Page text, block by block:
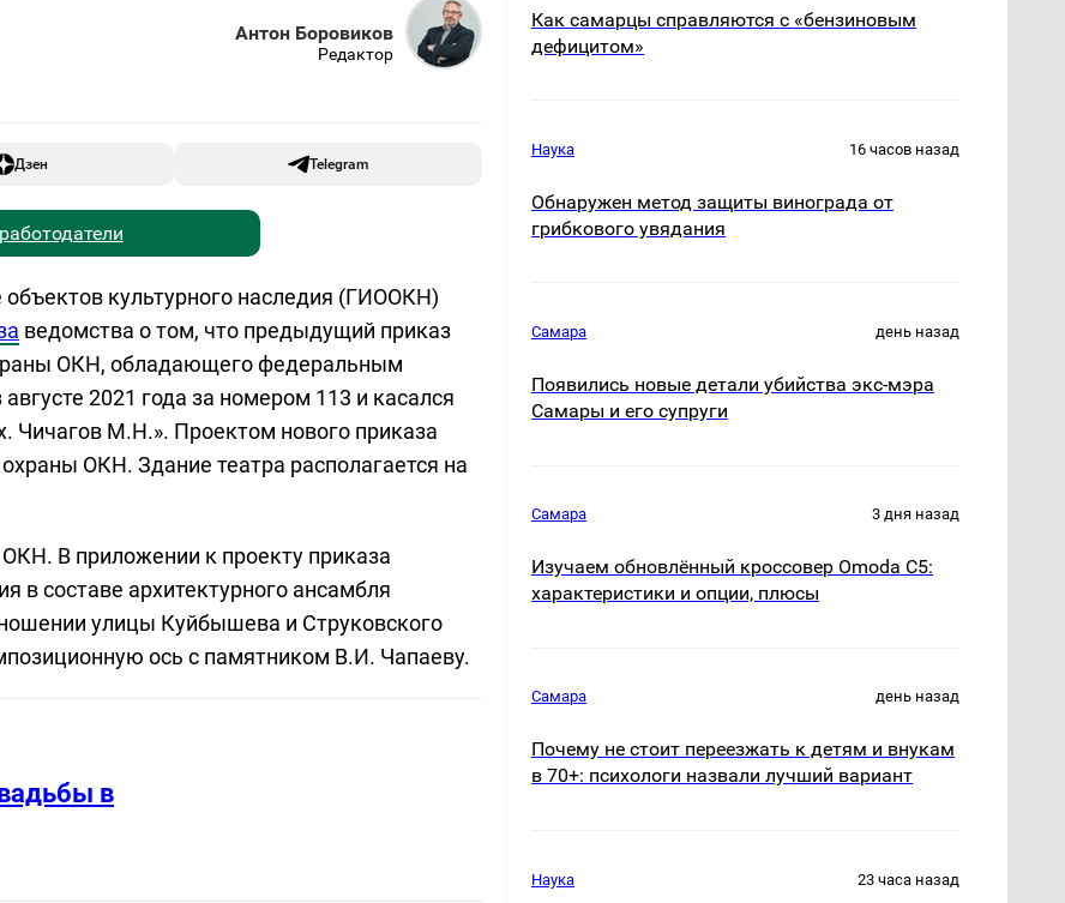
Антон Боровиков
Редактор
Дзен Telegram
объектов культурного наследия (ГИООКН)
ведомства о том, что предыдущий приказ
ОКН, обладающего федеральным
2021 года за номером 113 и касался
Чичагов М.Н.». Проектом нового приказа
ОКН. Здание театра располагается на
В приложении к проекту приказа
в составе архитектурного ансамбля
улицы Куйбышева и Струковского
ось с памятником В.И. Чапаеву.
в
Как самарцы справляются с «бензиновым
дефицитом»
Наука 16 часов назад
Обнаружен метод защиты винограда от
грибкового увядания
Самара день назад
Появились новые детали убийства экс-мэра
Самары и его супруги
Самара 3 дня назад
Изучаем обновлённый кроссовер Omoda C5:
характеристики и опции, плюсы
Самара день назад
Почему не стоит переезжать к детям и внукам
в 70+: психологи назвали лучший вариант
Наука 23 часа назад